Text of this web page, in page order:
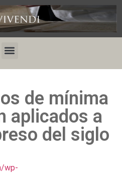
de mínima
aplicados a
del siglo
wp-